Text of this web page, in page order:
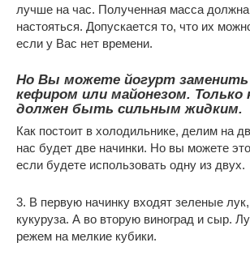
лучше на час. Полученная масса
настояться. Допускается то, что их
если у Вас нет времени.
Но Вы можете йогурт заменить
кефиром или майонезом. Только
должен быть сильным жидким.
Как постоит в холодильнике, делим на
нас будет две начинки. Но вы можете
если будете использовать одну из двух.
3. В первую начинку входят зеленые
кукуруза. А во вторую виноград и сыр.
режем на мелкие кубики.